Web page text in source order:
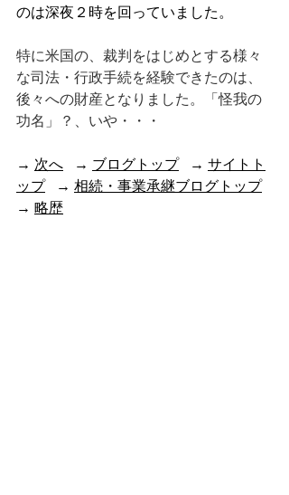
のは深夜２時を回っていました。
特に米国の、裁判をはじめとする様々
な司法・行政手続を経験できたのは、
後々への財産となりました。「怪我の
功名」？、いや・・・
→ 次へ
   →
ブログトップ
   →
サイトト
ップ
   →
相続・事業承継ブログトップ
→ 略歴